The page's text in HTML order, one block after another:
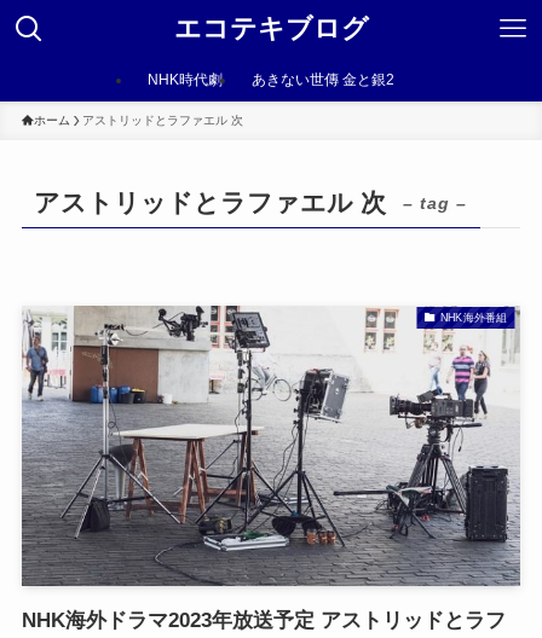
エコテキブログ
NHK時代劇 あきない世傳 金と銀2
ホーム アストリッドとラファエル 次
アストリッドとラファエル 次 – tag –
NHK海外番組
NHK海外ドラマ2023年放送予定 アストリッドとラフ